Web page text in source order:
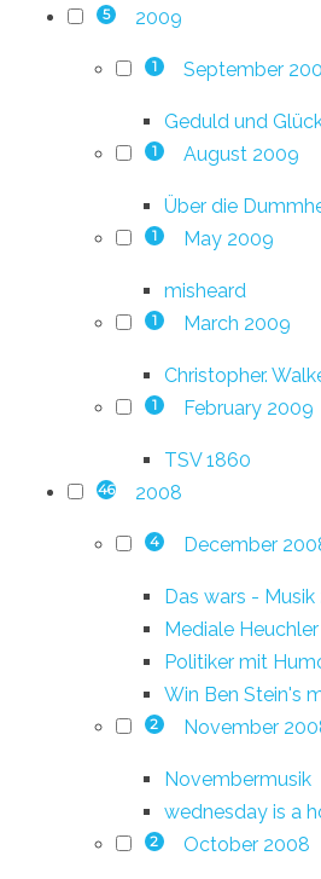
5 2009
1 September
Geduld und
1 August 2009
Über die
1 May 2009
misheard
1 March 2009
Christopher.
1 February 2009
TSV 1860
46 2008
4 December
Das wars - Musik
Mediale Heuchler
Politiker mit
Win Ben Stein's
2 November
Novembermusik
wednesday is a
2 October 2008